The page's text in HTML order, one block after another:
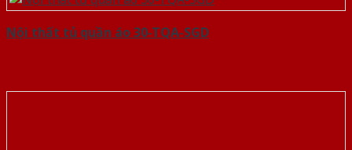
Nội thất tủ quần áo 30-TQA-SGD